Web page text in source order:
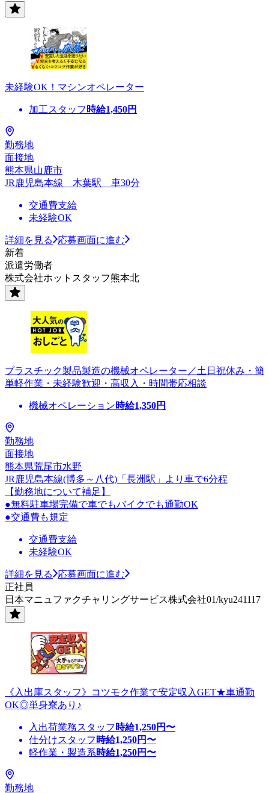
未経験OK！マシンオペレーター
加工スタッフ 時給1,450円
勤務地
面接地
熊本県山鹿市
JR鹿児島本線 木葉駅 車30分
交通費支給
未経験OK
詳細を見る
応募画面に進む
新着
派遣労働者
株式会社ホットスタッフ熊本北
プラスチック製品製造の機械オペレーター／土日祝休み・簡
単軽作業・未経験歓迎・高収入・時間帯応相談
機械オペレーション時給1,350円
勤務地
面接地
熊本県荒尾市水野
JR鹿児島本線(博多～八代)「長洲駅」より車で6分程
【勤務地について補足】
●無料駐車場完備で車でもバイクでも通勤OK
●交通費も規定
交通費支給
未経験OK
詳細を見る
応募画面に進む
正社員
日本マニュファクチャリングサービス株式会社01/kyu241117
《入出庫スタッフ》コツモク作業で安定収入GET★車通勤
OK◎単身寮あり♪
入出荷業務スタッフ 時給1,250円〜
仕分けスタッフ 時給1,250円〜
軽作業・製造系時給1,250円〜
勤務地